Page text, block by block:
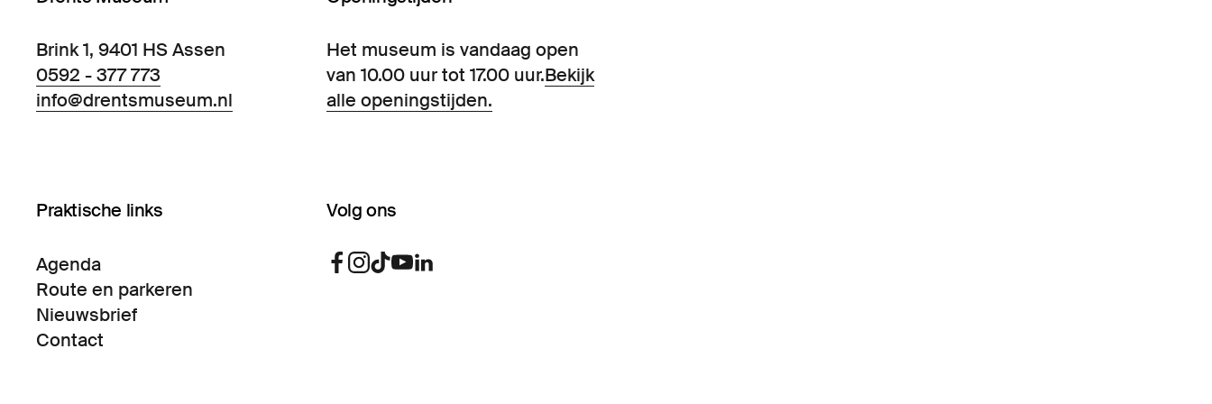
Brink 1, 9401 HS Assen
0592 - 377 773
info@drentsmuseum.nl
Het museum is vandaag open
van 10.00 uur tot 17.00 uur.Bekijk
alle openingstijden.
Praktische links
Agenda
Route en parkeren
Nieuwsbrief
Contact
Volg ons